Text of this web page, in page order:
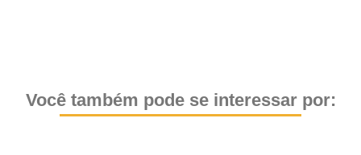
Você também pode se interessar por: